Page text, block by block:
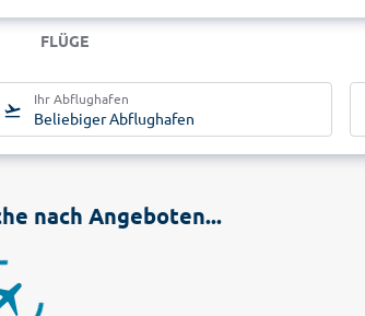
FLÜGE
Ihr Abflughafen
Beliebiger Abflughafen
nach Angeboten...